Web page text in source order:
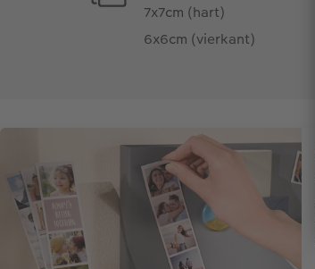
7x7cm (hart)
6x6cm (vierkant)